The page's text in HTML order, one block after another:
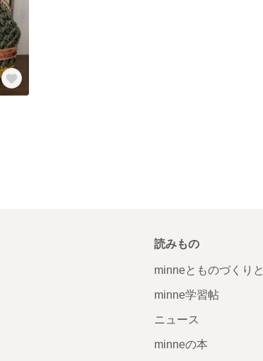
読みもの
minneとものづくりと
minne学習帖
ニュース
minneの本